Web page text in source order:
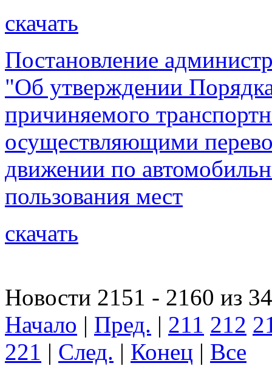
скачать
Постановление
"Об утверждении
причиняемого
осуществляющими
движении по
пользования мест
скачать
Новости 2151 - 2160 из
Начало | Пред. | 211 212
221 | След. | Конец | Все